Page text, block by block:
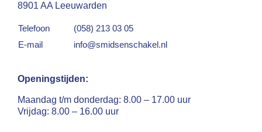
8901 AA Leeuwarden
Telefoon
(058) 213 03 05
E-mail
info@smidsenschakel.nl
Openingstijden:
Maandag t/m donderdag: 8.00 – 17.00 uur
Vrijdag: 8.00 – 16.00 uur